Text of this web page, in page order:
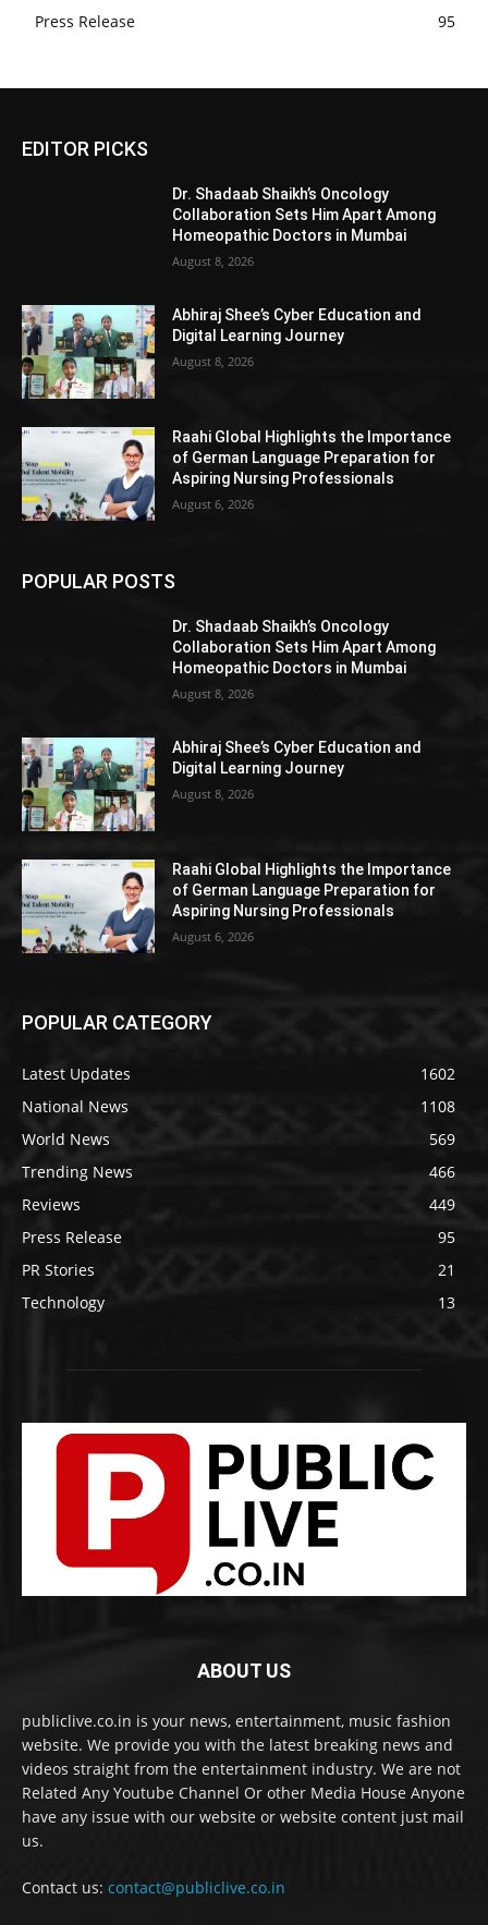
Press Release
95
EDITOR PICKS
Dr. Shadaab Shaikh’s Oncology
Collaboration Sets Him Apart Among
Homeopathic Doctors in Mumbai
August 8, 2026
Abhiraj Shee’s Cyber Education and
Digital Learning Journey
August 8, 2026
Raahi Global Highlights the Importance
of German Language Preparation for
Aspiring Nursing Professionals
August 6, 2026
POPULAR POSTS
Dr. Shadaab Shaikh’s Oncology
Collaboration Sets Him Apart Among
Homeopathic Doctors in Mumbai
August 8, 2026
Abhiraj Shee’s Cyber Education and
Digital Learning Journey
August 8, 2026
Raahi Global Highlights the Importance
of German Language Preparation for
Aspiring Nursing Professionals
August 6, 2026
POPULAR CATEGORY
Latest Updates
1602
National News
1108
World News
569
Trending News
466
Reviews
449
Press Release
95
PR Stories
21
Technology
13
ABOUT US
publiclive.co.in is your news, entertainment, music fashion
website. We provide you with the latest breaking news and
videos straight from the entertainment industry. We are not
Related Any Youtube Channel Or other Media House Anyone
have any issue with our website or website content just mail
us.
Contact us: contact@publiclive.co.in